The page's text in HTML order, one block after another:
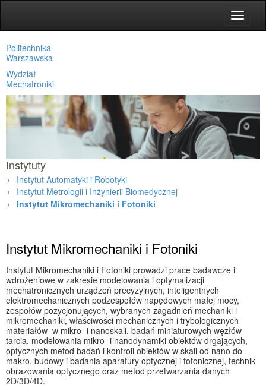
Toggle
Politechnika
Warszawska
Wydział
Mechatroniki
Instytuty
Instytut Automatyki i Robotyki
Instytut Metrologii i Inżynierii Biomedycznej
Instytut Mikromechaniki i Fotoniki
Instytut Mikromechaniki i Fotoniki
Instytut Mikromechaniki i Fotoniki prowadzi prace badawcze i
wdrożeniowe w zakresie modelowania i optymalizacji
mechatronicznych urządzeń precyzyjnych, inteligentnych
elektromechanicznych podzespołów napędowych małej mocy,
zespołów pozycjonujących, wybranych zagadnień mechaniki i
mikromechaniki, właściwości mechanicznych i trybologicznych
materiałów w mikro- i nanoskali, badań miniaturowych węzłów
tarcia, modelowania mikro- i nanodynamiki obiektów drgających,
optycznych metod badań i kontroli obiektów w skali od nano do
makro, budowy i badania aparatury optycznej i fotonicznej, technik
obrazowania optycznego oraz metod przetwarzania danych
2D/3D/4D.